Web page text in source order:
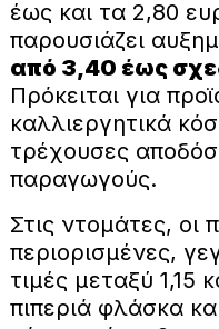
έως και τα 2,80
παρουσιάζει
από 3,40 έως
Πρόκειται για
καλλιεργητικά
τρέχουσες
παραγωγούς.
Στις ντομάτες, οι
περιορισμένες,
τιμές μεταξύ 1,15
πιπεριά φλάσκα